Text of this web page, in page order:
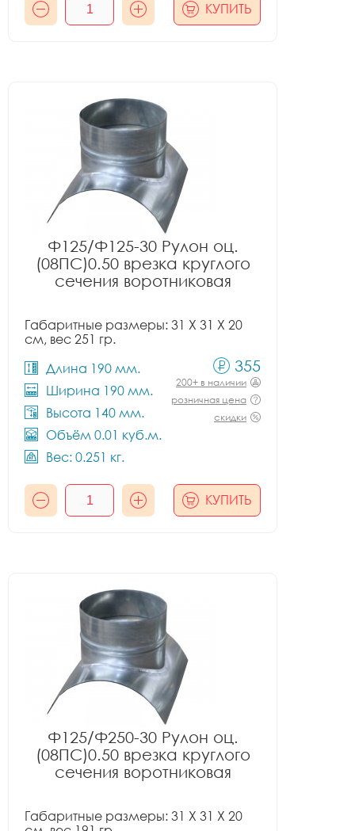
КУПИТЬ
Ф125/Ф125-30 Рулон оц.
(08ПС)0.50 врезка круглого
сечения воротниковая
Габаритные размеры: 31 X 31 X 20
см, вес 251 гр.
Длина 190 мм.
Ширина 190 мм.
Высота 140 мм.
Объём 0.01 куб.м.
Вес: 0.251 кг.
355
200+ в наличии
розничная цена
скидки
КУПИТЬ
Ф125/Ф250-30 Рулон оц.
(08ПС)0.50 врезка круглого
сечения воротниковая
Габаритные размеры: 31 X 31 X 20